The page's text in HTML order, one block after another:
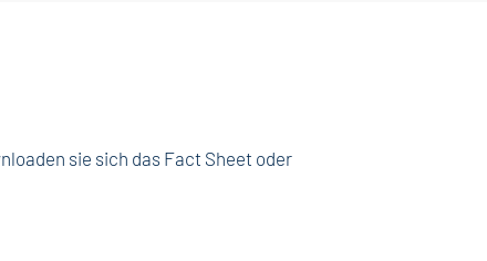
sie sich das Fact Sheet oder